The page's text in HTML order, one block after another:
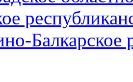
Балкарское